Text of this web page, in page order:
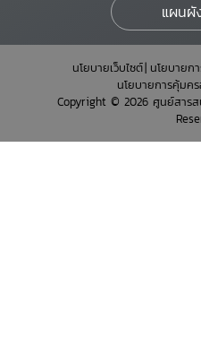
แผนผั
นโยบายเว็บไซต์ นโยบายก
นโยบายการคุ้มค
Copyright © 2026 ศูนย์สาร